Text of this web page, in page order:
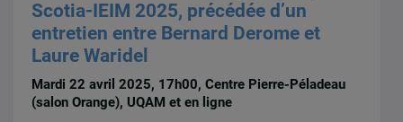
Scotia-IEIM 2025, précédée d’un
entretien entre Bernard Derome et
Laure Waridel
Mardi 22 avril 2025, 17h00, Centre Pierre-Péladeau
(salon Orange), UQAM et en ligne